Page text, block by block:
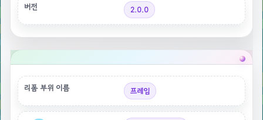
버전 2.0.0
리폼 부위 이름 프레임